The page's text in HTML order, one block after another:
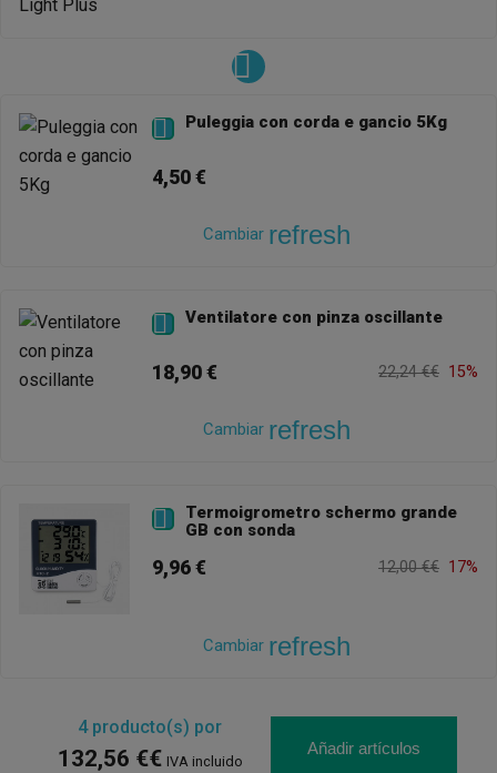
 Puleggia con corda e gancio 5Kg
4,50 €
Cambiar refresh
 Ventilatore con pinza oscillante
18,90 € 22,24 €€ 15%
Cambiar refresh

Termoigrometro schermo grande
GB con sonda
9,96 € 12,00 €€ 17%
Cambiar refresh
4producto(s) por
132,56 €€ IVA incluido
Añadir artículos